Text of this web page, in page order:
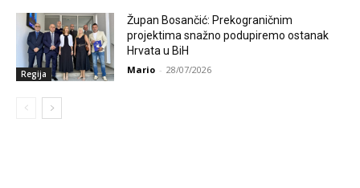
Regija
Župan Bosančić: Prekograničnim
projektima snažno podupiremo ostanak
Hrvata u BiH
Mario - 28/07/2026